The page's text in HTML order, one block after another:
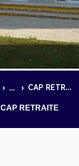
... CAP RETRAITE
CAP RETRAITE